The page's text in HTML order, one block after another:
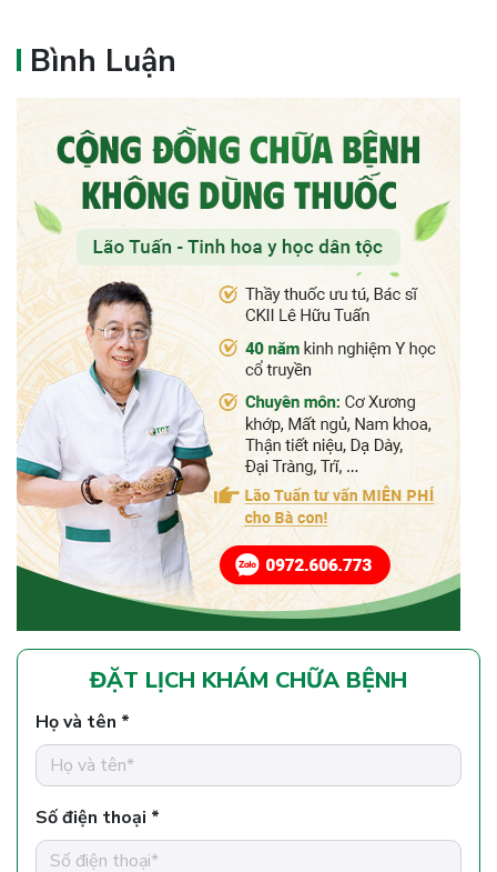
Bình Luận
ĐẶT LỊCH KHÁM CHỮA BỆNH
Họ và tên *
Số điện thoại *